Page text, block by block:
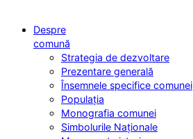
Despre
comună
Strategia de dezvoltare
Prezentare generală
Însemnele specifice comunei
Populația
Monografia comunei
Simbolurile Naționale